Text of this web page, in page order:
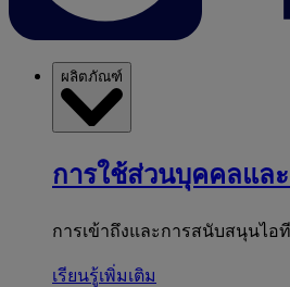
ผลิตภัณฑ์
การใช้ส่วนบุคคลแล
การเข้าถึงและการสนับสนุนไอ
เรียนรู้เพิ่มเติม